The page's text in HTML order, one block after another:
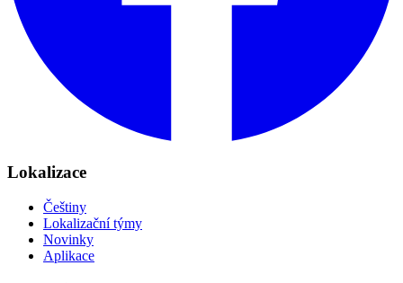
Lokalizace
Češtiny
Lokalizační týmy
Novinky
Aplikace